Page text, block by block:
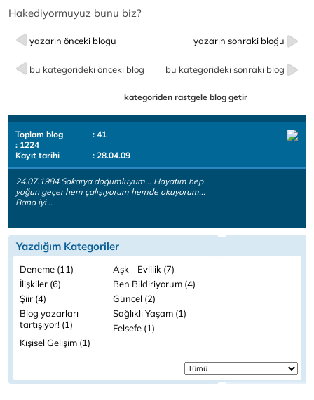
Hakediyormuyuz bunu biz?
yazarın önceki bloğu yazarın sonraki bloğu
bu kategorideki önceki blog bu kategorideki sonraki blog
kategoriden rastgele blog getir
Toplam blog
: 41
: 1224
Kayıt tarihi
: 28.04.09
24.07.1984 Sakarya doğumluyum... Hayatım hep
yoğun geçer hem çalışıyorum hemde okuyorum...
Bana iyi ..
Yazdığım Kategoriler
Deneme (11)
Aşk - Evlilik (7)
İlişkiler (6)
Ben Bildiriyorum (4)
Şiir (4)
Güncel (2)
Blog yazarları
tartışıyor! (1)
Sağlıklı Yaşam (1)
Felsefe (1)
Kişisel Gelişim (1)